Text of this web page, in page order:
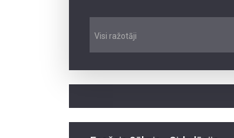
Visi ražotāji